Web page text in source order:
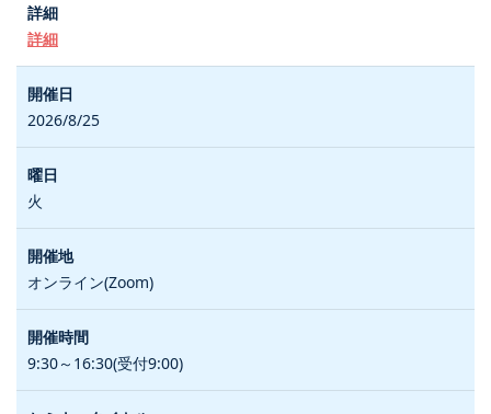
詳細
2026/8/25
火
オンライン(Zoom)
9:30～16:30(受付9:00)